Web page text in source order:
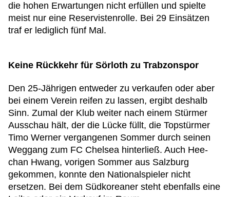
die hohen Erwartungen nicht erfüllen und spielte
meist nur eine Reservistenrolle. Bei 29 Einsätzen
traf er lediglich fünf Mal.
Keine Rückkehr für Sörloth zu Trabzonspor
Den 25-Jährigen entweder zu verkaufen oder aber
bei einem Verein reifen zu lassen, ergibt deshalb
Sinn. Zumal der Klub weiter nach einem Stürmer
Ausschau hält, der die Lücke füllt, die Topstürmer
Timo Werner vergangenen Sommer durch seinen
Weggang zum FC Chelsea hinterließ. Auch Hee-
chan Hwang, vorigen Sommer aus Salzburg
gekommen, konnte den Nationalspieler nicht
ersetzen. Bei dem Südkoreaner steht ebenfalls eine